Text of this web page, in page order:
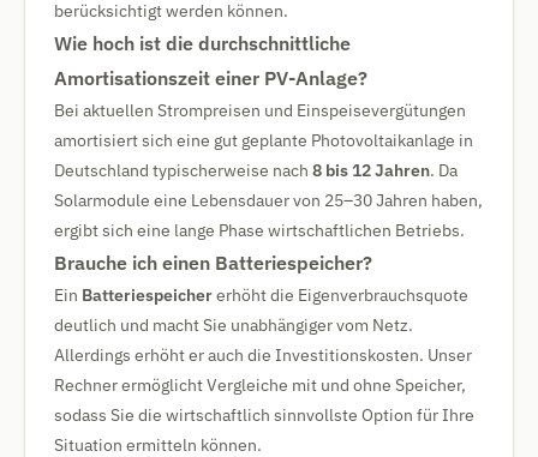
berücksichtigt werden können.
Wie hoch ist die durchschnittliche
Amortisationszeit einer PV-Anlage?
Bei aktuellen Strompreisen und Einspeisevergütungen
amortisiert sich eine gut geplante Photovoltaikanlage in
Deutschland typischerweise nach 8 bis 12 Jahren. Da
Solarmodule eine Lebensdauer von 25–30 Jahren haben,
ergibt sich eine lange Phase wirtschaftlichen Betriebs.
Brauche ich einen Batteriespeicher?
Ein Batteriespeichererhöht die Eigenverbrauchsquote
deutlich und macht Sie unabhängiger vom Netz.
Allerdings erhöht er auch die Investitionskosten. Unser
Rechner ermöglicht Vergleiche mit und ohne Speicher,
sodass Sie die wirtschaftlich sinnvollste Option für Ihre
Situation ermitteln können.